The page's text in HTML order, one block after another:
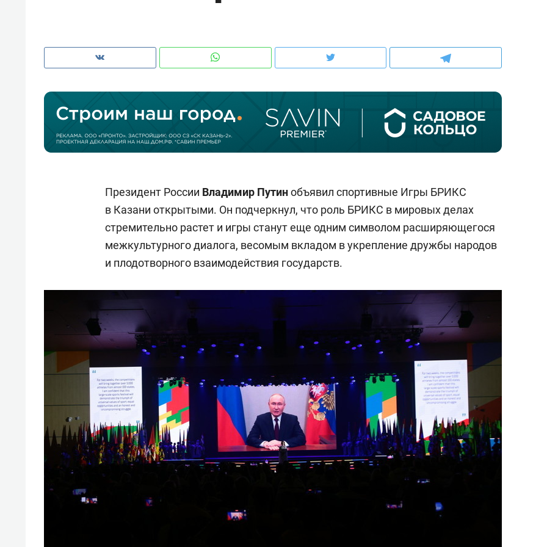
Президент России Владимир Путинобъявил спортивные Игры БРИКС
в Казани открытыми. Он подчеркнул, что роль БРИКС в мировых делах
стремительно растет и игры станут еще одним символом расширяющегося
межкультурного диалога, весомым вкладом в укрепление дружбы народов
и плодотворного взаимодействия государств.
Падел, фитнес, танцы и даже
ниндзя-зал: как ТРЦ «Франт»
стал Меккой для любителей
Психотерапевт «Фороса»:
«Директорский невроз» –
когда человек не считает
стрессом»
Дизайнер-прораб
Наседкина: «Ремонт